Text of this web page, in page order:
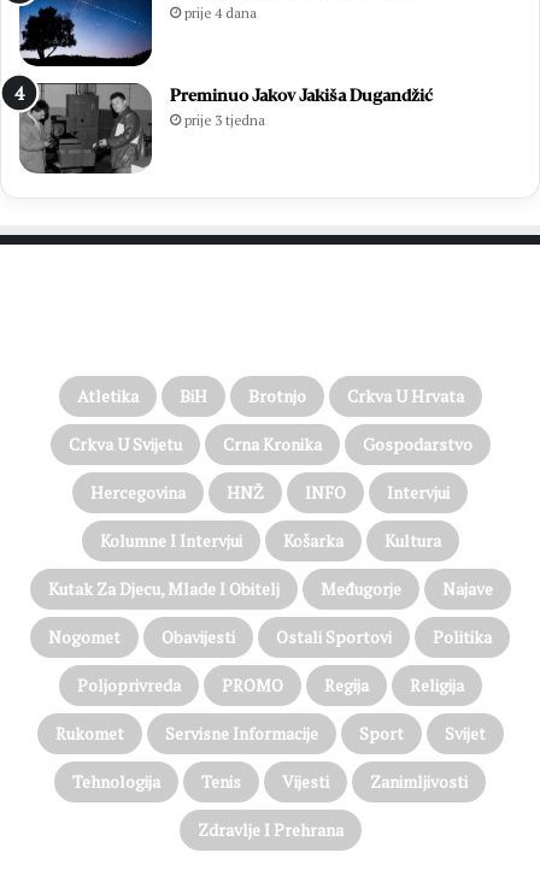
prije 4 dana
Preminuo Jakov Jakiša Dugandžić
prije 3 tjedna
Atletika BiH Brotnjo Crkva U Hrvata
Crkva U Svijetu Crna Kronika Gospodarstvo
Hercegovina HNŽ INFO Intervjui
Kolumne I Intervjui Košarka Kultura
Kutak Za Djecu, Mlade I Obitelj Međugorje Najave
Nogomet Obavijesti Ostali Sportovi Politika
Poljoprivreda PROMO Regija Religija
Rukomet Servisne Informacije Sport Svijet
Tehnologija Tenis Vijesti Zanimljivosti
Zdravlje I Prehrana